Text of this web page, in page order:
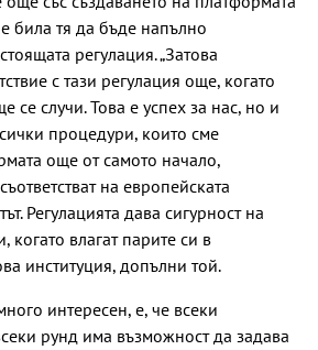
била тя да бъде напълно
регулация. „Затова
с тази регулация още, когато
се случи. Това е успех за нас, но и
процедури, които сме
още от самото начало,
на европейската
Регулацията дава сигурност на
когато влагат парите си в
институция, допълни той.
интересен, е, че всеки
рунд има възможност да задава